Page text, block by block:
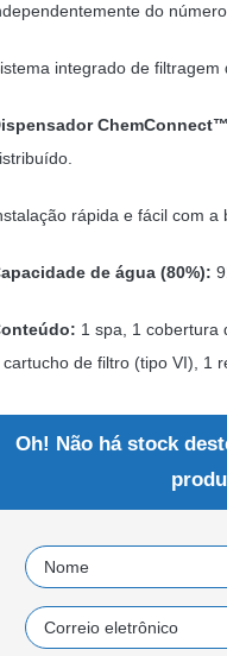
do
integrado de filtragem
ChemConnect™
rápida e fácil com a
de água (80%):
1 spa, 1 cobertura
cartucho de filtro (tipo VI), 1
Oh! Não há stock